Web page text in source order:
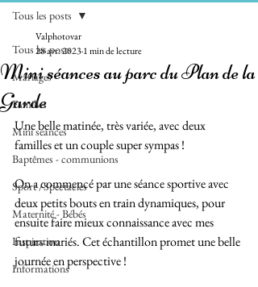
Tous les posts
Mariages
Familles
Mini séances
Baptêmes - communions
Sport /Spectacles
Maternité - Bébés
Inspiration
Informations
Tous les posts
Mini séances au parc du Plan de la
Garde
Valphotovar
28 avr. 20231 min de lecture
Une belle matinée, très variée, avec deux
familles et un couple super sympas !
On a commencé par une séance sportive avec
deux petits bouts en train dynamiques, pour
ensuite faire mieux connaissance avec mes
futurs mariés. Cet échantillon promet une belle
journée en perspective !